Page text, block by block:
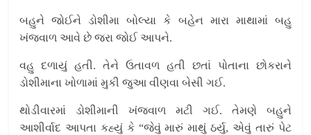
બહુને જોઈને ડોશીમા બોલ્યા કે બહેન મારા માથામાં બહુ
ખંજવાળ આવે છે જરા જોઈ આપને.
વહુ દળાયું હતી. તેને ઉતાવળ હતી છતાં પોતાના છોકરાને
ડોશીમાના ખોળામાં મુકી જુઆ વીણવા બેસી ગઈ.
થોડીવારમાં ડોશીમાની ખંજવાળ મટી ગઈ. તેમણે બહુને
આશીર્વાદ આપતા કહ્યું કે “જેવું મારું માથું ઠર્યુ, એવું તારું પેટ